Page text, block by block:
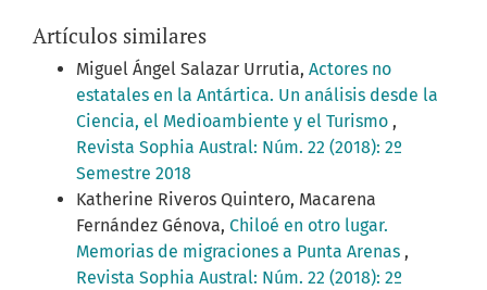
Artículos similares
Miguel Ángel Salazar Urrutia, Actores no
estatales en la Antártica. Un análisis desde la
Ciencia, el Medioambiente y el Turismo ,
Revista Sophia Austral: Núm. 22 (2018): 2º
Semestre 2018
Katherine Riveros Quintero, Macarena
Fernández Génova, Chiloé en otro lugar.
Memorias de migraciones a Punta Arenas ,
Revista Sophia Austral: Núm. 22 (2018): 2º